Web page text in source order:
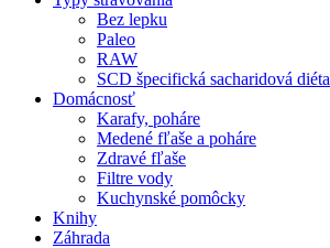
Bez lepku
Paleo
RAW
SCD špecifická sacharidová diéta
Domácnosť
Karafy, poháre
Medené fľaše a poháre
Zdravé fľaše
Filtre vody
Kuchynské pomôcky
Knihy
Záhrada